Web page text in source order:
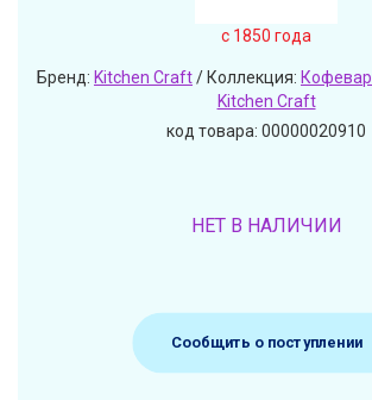
c 1850 года
Бренд: Kitchen Craft/ Коллекция:
Kitchen Craft
код товара: 00000020910
НЕТ В НАЛИЧИИ
Сообщить о поступлении